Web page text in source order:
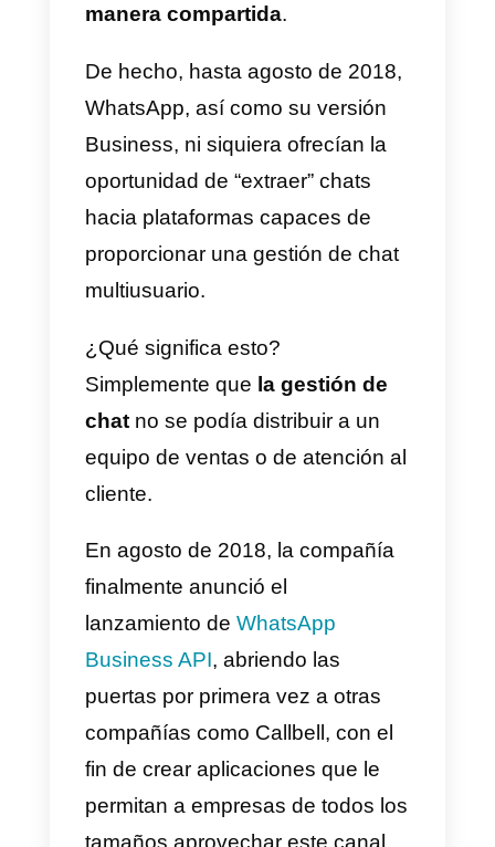
Gestión compartida de la
bandeja de entrada de
WhatsApp: esto es lo que
cambió con la llegada de la
API
Una de las limitaciones de la
aplicación es que, hasta la fecha,
no era posible administrar los
chats entrantes en este canal de
manera compartida.
De hecho, hasta agosto de 2018,